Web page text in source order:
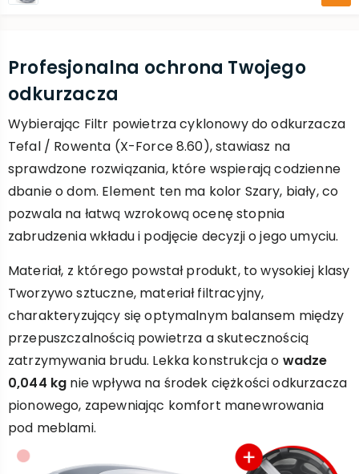
Profesjonalna ochrona Twojego
odkurzacza
Wybierając Filtr powietrza cyklonowy do odkurzacza
Tefal / Rowenta (X-Force 8.60), stawiasz na
sprawdzone rozwiązania, które wspierają codzienne
dbanie o dom. Element ten ma kolor Szary, biały, co
pozwala na łatwą wzrokową ocenę stopnia
zabrudzenia wkładu i podjęcie decyzji o jego umyciu.
Materiał, z którego powstał produkt, to wysokiej klasy
Tworzywo sztuczne, materiał filtracyjny,
charakteryzujący się optymalnym balansem między
przepuszczalnością powietrza a skutecznością
zatrzymywania brudu. Lekka konstrukcja o wadze
0,044 kg nie wpływa na środek ciężkości odkurzacza
pionowego, zapewniając komfort manewrowania
pod meblami.